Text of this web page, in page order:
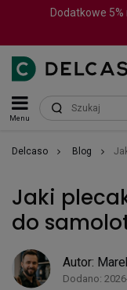
Dodatkowe
Menu
Delcaso Blog
Jaki
do
Autor:
Dodano: